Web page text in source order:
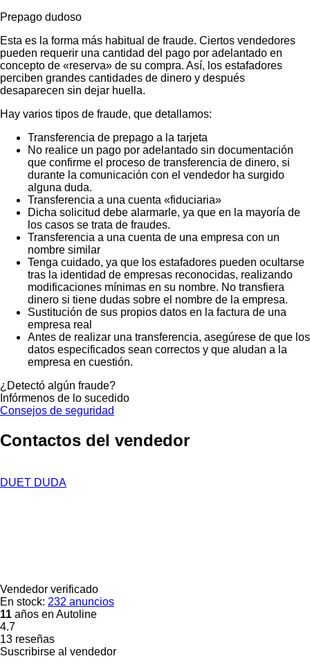
Prepago dudoso
Esta es la forma más habitual de fraude. Ciertos vendedores
pueden requerir una cantidad del pago por adelantado en
concepto de «reserva» de su compra. Así, los estafadores
perciben grandes cantidades de dinero y después
desaparecen sin dejar huella.
Hay varios tipos de fraude, que detallamos:
Transferencia de prepago a la tarjeta
No realice un pago por adelantado sin documentación
que confirme el proceso de transferencia de dinero, si
durante la comunicación con el vendedor ha surgido
alguna duda.
Transferencia a una cuenta «fiduciaria»
Dicha solicitud debe alarmarle, ya que en la mayoría de
los casos se trata de fraudes.
Transferencia a una cuenta de una empresa con un
nombre similar
Tenga cuidado, ya que los estafadores pueden ocultarse
tras la identidad de empresas reconocidas, realizando
modificaciones mínimas en su nombre. No transfiera
dinero si tiene dudas sobre el nombre de la empresa.
Sustitución de sus propios datos en la factura de una
empresa real
Antes de realizar una transferencia, asegúrese de que los
datos especificados sean correctos y que aludan a la
empresa en cuestión.
¿Detectó algún fraude?
Infórmenos de lo sucedido
Consejos de seguridad
Contactos del vendedor
DUET DUDA
Vendedor verificado
En stock: 232 anuncios
11 años en Autoline
4.7
13 reseñas
Suscribirse al vendedor